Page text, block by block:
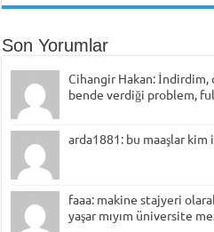
Son Yorumlar
Cihangir Hakan:
bende verdiği problem,
arda1881: bu maaşlar kim
faaa: makine stajyeri
yaşar mıyım üniversite